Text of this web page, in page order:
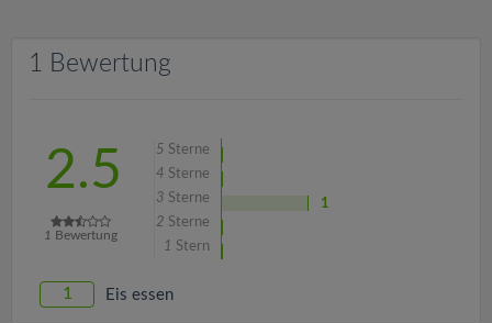
1 Bewertung
2.5
1 Bewertung
5 Sterne
4 Sterne
3 Sterne
1
2 Sterne
1 Stern
1 Eis essen
i